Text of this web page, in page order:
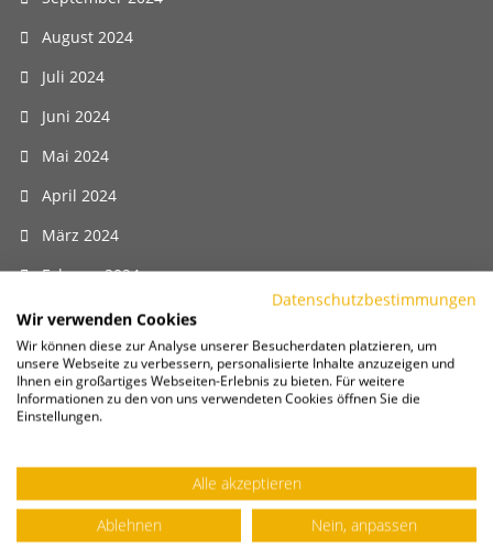
August 2024
Juli 2024
Juni 2024
Mai 2024
April 2024
März 2024
Februar 2024
Januar 2024
Dezember 2023
November 2023
September 2023
August 2023
Datenschutzbestimmungen
Wir verwenden Cookies
Wir können diese zur Analyse unserer Besucherdaten platzieren, um
unsere Webseite zu verbessern, personalisierte Inhalte anzuzeigen und
Ihnen ein großartiges Webseiten-Erlebnis zu bieten. Für weitere
Informationen zu den von uns verwendeten Cookies öffnen Sie die
Einstellungen.
Alle akzeptieren
Ablehnen
Nein, anpassen